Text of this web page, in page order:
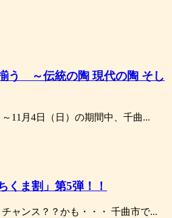
う ～伝統の陶 現代の陶 そし
11月4日（日）の期間中、千曲...
ま割」第5弾！！
ャンス？？かも・・・ 千曲市で...